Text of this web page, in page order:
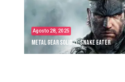
Agosto 28, 2025
Metal Gear Solid Δ: Snake Eater